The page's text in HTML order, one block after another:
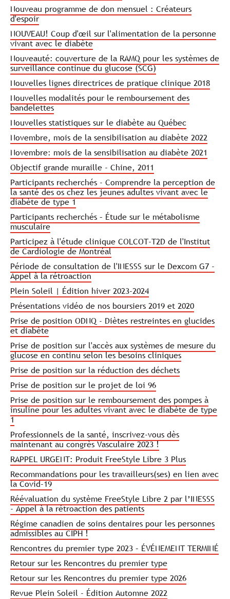
Nouveau programme de don mensuel : Créateurs
d'espoir
NOUVEAU! Coup d'œil sur l'alimentation de la personne
vivant avec le diabète
Nouveauté: couverture de la RAMQ pour les systèmes de
surveillance continue du glucose (SCG)
Nouvelles lignes directrices de pratique clinique 2018
Nouvelles modalités pour le remboursement des
bandelettes
Nouvelles statistiques sur le diabète au Québec
Novembre, mois de la sensibilisation au diabète 2022
Novembre: mois de la sensibilisation au diabète 2021
Objectif grande muraille - Chine, 2011
Participants recherchés - Comprendre la perception de
la santé des os chez les jeunes adultes vivant avec le
diabète de type 1
Participants recherchés – Étude sur le métabolisme
musculaire
Participez à l'étude clinique COLCOT-T2D de l'Institut
de Cardiologie de Montréal
Période de consultation de l'INESSS sur le Dexcom G7 -
Appel à la rétroaction
Plein Soleil | Édition hiver 2023-2024
Présentations vidéo de nos boursiers 2019 et 2020
Prise de position ODNQ - Diètes restreintes en glucides
et diabète
Prise de position sur l'accès aux systèmes de mesure du
glucose en continu selon les besoins cliniques
Prise de position sur la réduction des déchets
Prise de position sur le projet de loi 96
Prise de position sur le remboursement des pompes à
insuline pour les adultes vivant avec le diabète de type
1
Professionnels de la santé, inscrivez-vous dès
maintenant au congrès Vasculaire 2023 !
RAPPEL URGENT: Produit FreeStyle Libre 3 Plus
Recommandations pour les travailleurs(ses) en lien avec
la Covid-19
Réévaluation du système FreeStyle Libre 2 par l’INESSS
- Appel à la rétroaction des patients
Régime canadien de soins dentaires pour les personnes
admissibles au CIPH !
Rencontres du premier type 2023 – ÉVÉNEMENT TERMINÉ
Retour sur les Rencontres du premier type
Retour sur les Rencontres du premier type 2026
Revue Plein Soleil - Édition Automne 2022